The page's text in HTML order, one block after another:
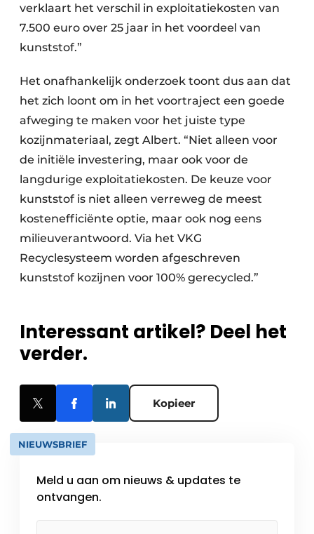
verklaart het verschil in exploitatiekosten van
7.500 euro over 25 jaar in het voordeel van
kunststof.”
Het onafhankelijk onderzoek toont dus aan dat
het zich loont om in het voortraject een goede
afweging te maken voor het juiste type
kozijnmateriaal, zegt Albert. “Niet alleen voor
de initiële investering, maar ook voor de
langdurige exploitatiekosten. De keuze voor
kunststof is niet alleen verreweg de meest
kostenefficiënte optie, maar ook nog eens
milieuverantwoord. Via het VKG
Recyclesysteem worden afgeschreven
kunststof kozijnen voor 100% gerecycled.”
Interessant artikel? Deel het
verder.
Kopieer
NIEUWSBRIEF
Meld u aan om nieuws & updates te
ontvangen.